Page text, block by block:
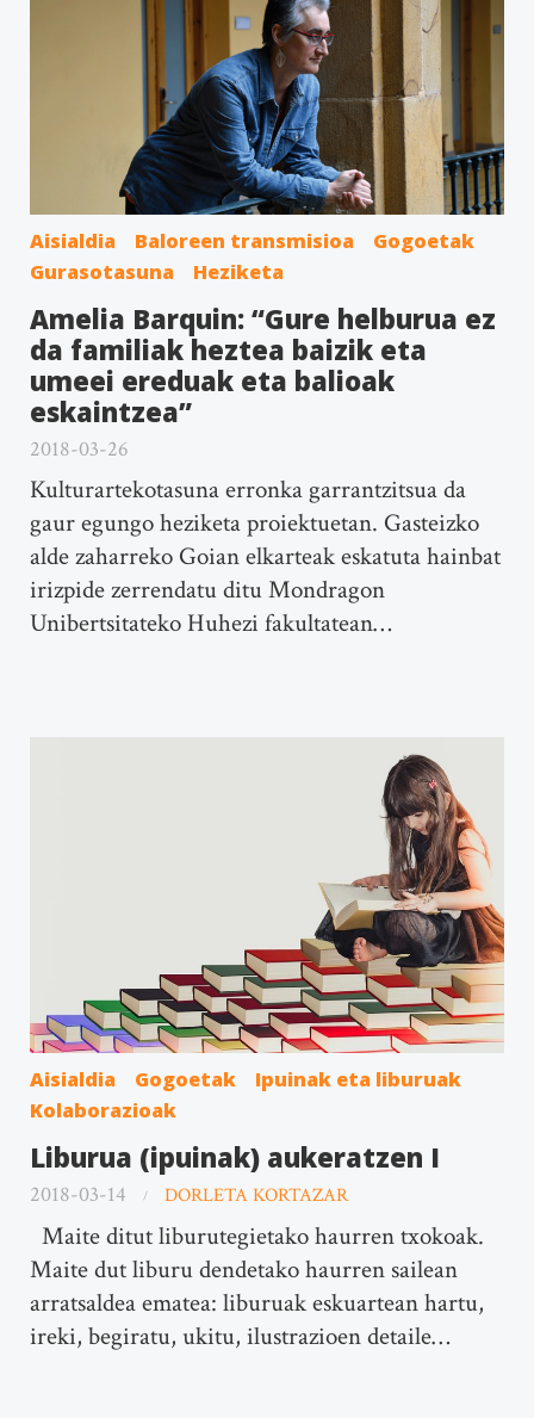
Aisialdia Baloreen transmisioa
Gogoetak
Gurasotasuna
Heziketa
Amelia Barquin: “Gure helburua ez
da familiak heztea baizik eta
umeei ereduak eta balioak
eskaintzea”
2018-03-26
Kulturartekotasuna erronka garrantzitsua da
gaur egungo heziketa proiektuetan. Gasteizko
alde zaharreko Goian elkarteak eskatuta hainbat
irizpide zerrendatu ditu Mondragon
Unibertsitateko Huhezi fakultatean…
Aisialdia Gogoetak
Ipuinak eta liburuak
Kolaborazioak
Liburua (ipuinak) aukeratzen I
2018-03-14 DORLETA KORTAZAR
Maite ditut liburutegietako haurren txokoak.
Maite dut liburu dendetako haurren sailean
arratsaldea ematea: liburuak eskuartean hartu,
ireki, begiratu, ukitu, ilustrazioen detaile…